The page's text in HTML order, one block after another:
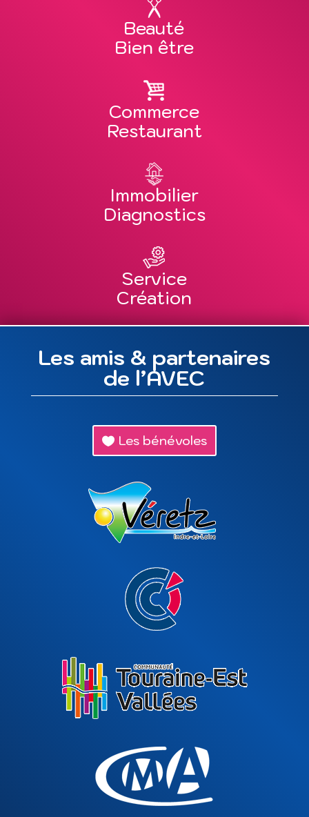
Beauté
Bien être
Commerce
Restaurant
Immobilier
Diagnostics
Service
Création
Les amis & partenaires
de l’AVEC
Les bénévoles